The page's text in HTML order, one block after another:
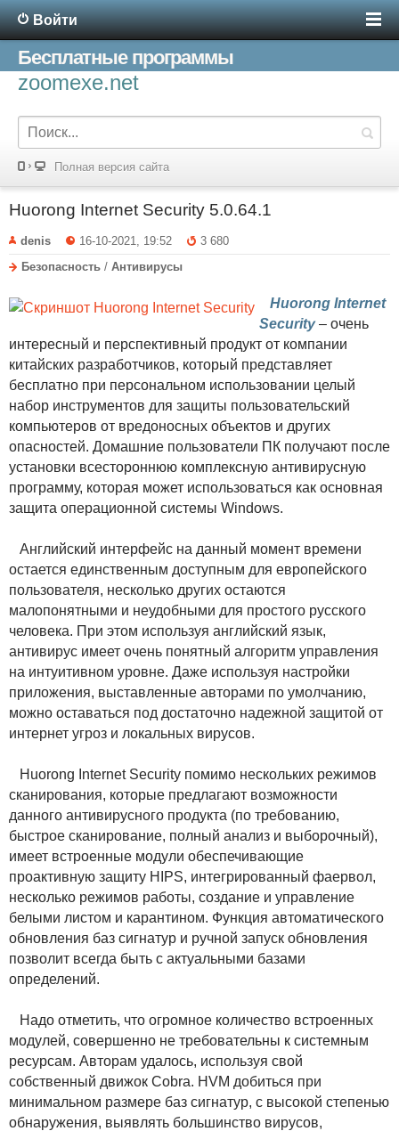
Войти
Бесплатные программы
zoomexe.net
Полная версия сайта
Huorong Internet Security 5.0.64.1
denis 16-10-2021, 19:52
3 680
Безопасность / Антивирусы
Huorong Internet
Security– очень
интересный и перспективный продукт от компании
китайских разработчиков, который представляет
бесплатно при персональном использовании целый
набор инструментов для защиты пользовательский
компьютеров от вредоносных объектов и других
опасностей. Домашние пользователи ПК получают после
установки всестороннюю комплексную антивирусную
программу, которая может использоваться как основная
защита операционной системы Windows.
Английский интерфейс на данный момент времени
остается единственным доступным для европейского
пользователя, несколько других остаются
малопонятными и неудобными для простого русского
человека. При этом используя английский язык,
антивирус имеет очень понятный алгоритм управления
на интуитивном уровне. Даже используя настройки
приложения, выставленные авторами по умолчанию,
можно оставаться под достаточно надежной защитой от
интернет угроз и локальных вирусов.
Huorong Internet Security помимо нескольких режимов
сканирования, которые предлагают возможности
данного антивирусного продукта (по требованию,
быстрое сканирование, полный анализ и выборочный),
имеет встроенные модули обеспечивающие
проактивную защиту HIPS, интегрированный фаервол,
несколько режимов работы, создание и управление
белыми листом и карантином. Функция автоматического
обновления баз сигнатур и ручной запуск обновления
позволит всегда быть с актуальными базами
определений.
Надо отметить, что огромное количество встроенных
модулей, совершенно не требовательны к системным
ресурсам. Авторам удалось, используя свой
собственный движок Cobra. HVM добиться при
минимальном размере баз сигнатур, с высокой степенью
обнаружения, выявлять большинство вирусов,